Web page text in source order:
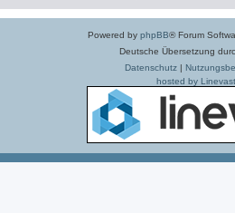
Powered by phpBB® Forum
Deutsche Übersetzung
Datenschutz|
hosted by